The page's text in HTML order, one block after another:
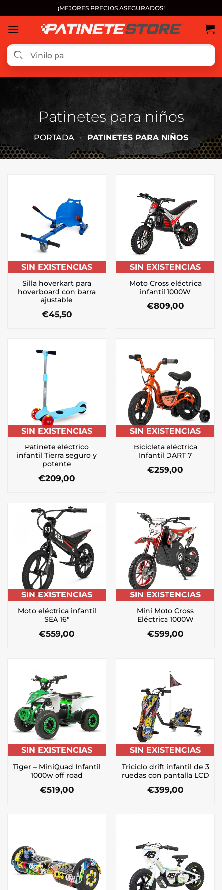
al
contenido
¡MEJORES PRECIOS ASEGURADOS!
Patinetes para niños
PORTADA » PATINETES PARA NIÑOS
SIN EXISTENCIAS
Silla hoverkart para
hoverboard con barra
ajustable
€45,50
SIN EXISTENCIAS
Moto Cross eléctrica
infantil 1000W
€809,00
SIN EXISTENCIAS
Patinete eléctrico
infantil Tierra seguro y
potente
€209,00
SIN EXISTENCIAS
Bicicleta eléctrica
Infantil DART 7
€259,00
SIN EXISTENCIAS
Moto eléctrica infantil
SEA 16″
€559,00
SIN EXISTENCIAS
Mini Moto Cross
Eléctrica 1000W
€599,00
SIN EXISTENCIAS
Tiger – MiniQuad Infantil
1000w off road
€519,00
SIN EXISTENCIAS
Triciclo drift infantil de 3
ruedas con pantalla LCD
€399,00